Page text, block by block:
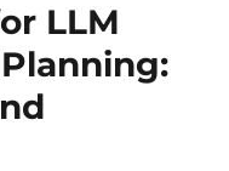
Time
Compute
for
LLM